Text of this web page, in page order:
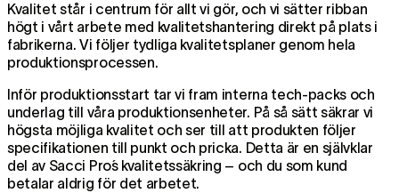
Kvalitet står i centrum för allt vi gör, och vi sätter ribban
högt i vårt arbete med kvalitetshantering direkt på plats i
fabrikerna. Vi följer tydliga kvalitetsplaner genom hela
produktionsprocessen.
Inför produktionsstart tar vi fram interna tech-packs och
underlag till våra produktionsenheter. På så sätt säkrar vi
högsta möjliga kvalitet och ser till att produkten följer
specifikationen till punkt och pricka. Detta är en självklar
del av Sacci Pro´s kvalitetssäkring – och du som kund
betalar aldrig för det arbetet.